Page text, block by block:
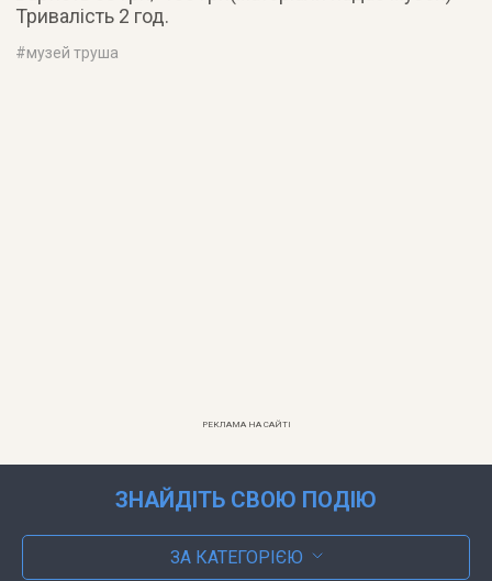
Тривалість 2 год.
#музей труша
РЕКЛАМА НА САЙТІ
ЗНАЙДІТЬ СВОЮ ПОДІЮ
ЗА КАТЕГОРІЄЮ